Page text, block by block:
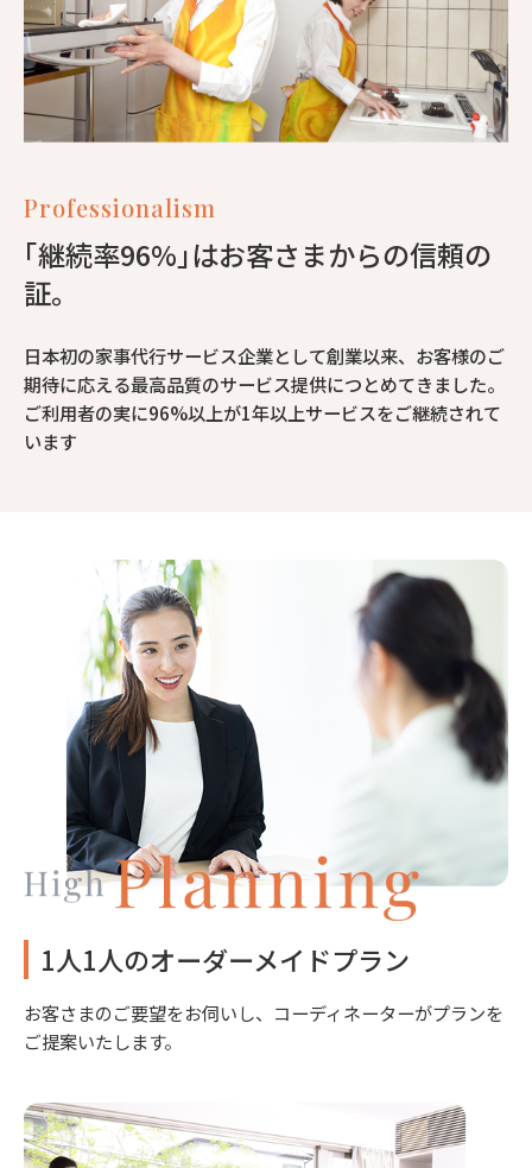
Professionalism
｢継続率96%｣はお客さまからの信頼の
証。
日本初の家事代行サービス企業として創業以来、お客様のご
期待に応える最高品質のサービス提供につとめてきました。
ご利用者の実に96%以上が1年以上サービスをご継続されて
います
1人1人のオーダーメイドプラン
お客さまのご要望をお伺いし、コーディネーターがプランを
ご提案いたします。